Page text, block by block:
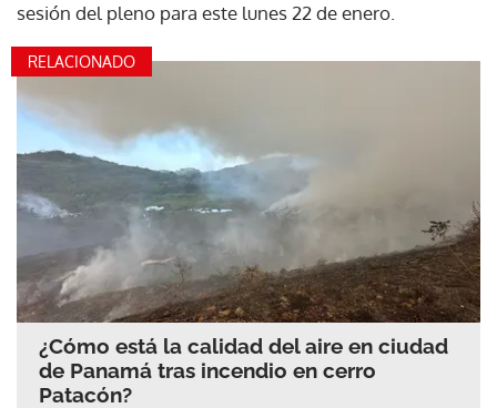
sesión del pleno para este lunes 22 de enero.
RELACIONADO
¿Cómo está la calidad del aire en ciudad
de Panamá tras incendio en cerro
Patacón?